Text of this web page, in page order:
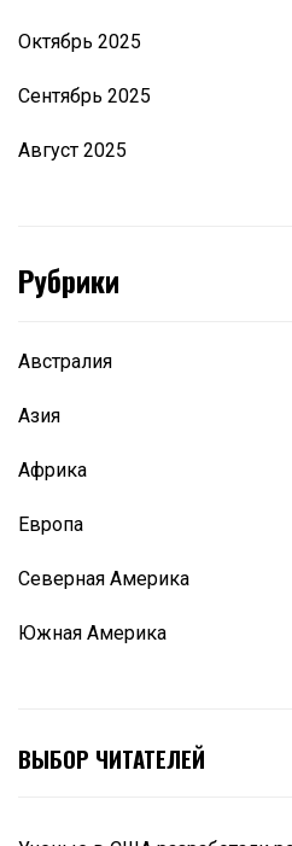
Октябрь 2025
Сентябрь 2025
Август 2025
Рубрики
Австралия
Азия
Африка
Европа
Северная Америка
Южная Америка
ВЫБОР ЧИТАТЕЛЕЙ